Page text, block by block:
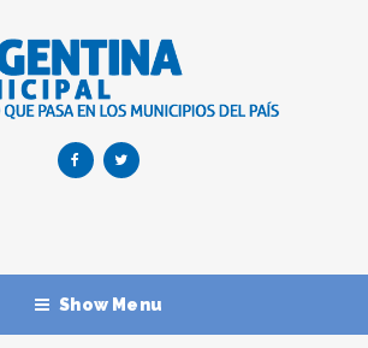
Show Menu